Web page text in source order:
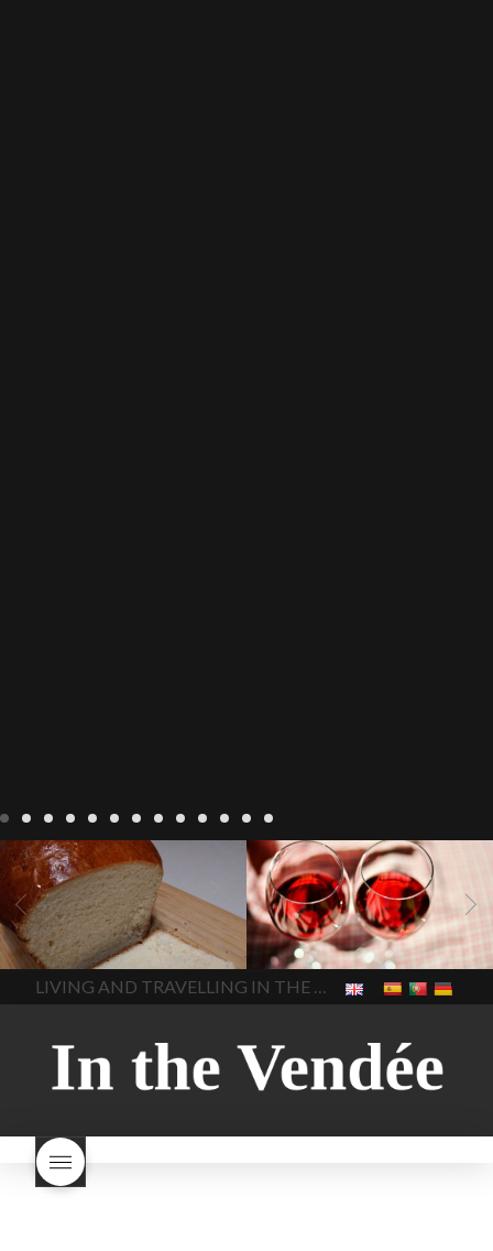
Recepten Wonen
baken in
Frankrijk bakken in de
Vendee
brood bakken
brood met gist gist brood
het beste brood hoe moet
ik brood bakken is melk
brood gezond is melkbrood
gezond mama's brood melk
brood melk brood en
wat is melkbrood
zijn melk
brood en brioche hetzelfde
brood
In The Vendee
Blog Wonen beaujolais
2022 Beaujolais Nouveau
2022 De wijnmakers laten
de druiventrossen gisten in
een anaërobe donderdag
17 november 2022 is
beaujolais dag hoe lang is
Beaujolais Nouveau
houdbaar hoeveel flessen
verkocht
is Beaujolais
Nouveau een fruitige wijn
kooldioxiderijke omgeving.
In The Vendee
LIVING AND TRAVELLING IN THE VENDÉE